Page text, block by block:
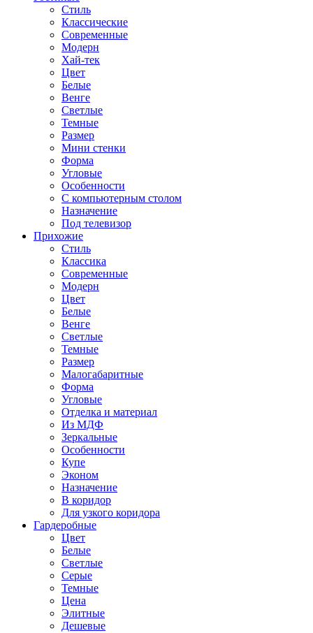
Стиль
Классические
Современные
Модерн
Хай-тек
Цвет
Белые
Венге
Светлые
Темные
Размер
Мини стенки
Форма
Угловые
Особенности
С компьютерным столом
Назначение
Под телевизор
Прихожие
Стиль
Классика
Современные
Модерн
Цвет
Белые
Венге
Светлые
Темные
Размер
Малогабаритные
Форма
Угловые
Отделка и материал
Из МДФ
Зеркальные
Особенности
Купе
Эконом
Назначение
В коридор
Для узкого коридора
Гардеробные
Цвет
Белые
Светлые
Серые
Темные
Цена
Элитные
Дешевые